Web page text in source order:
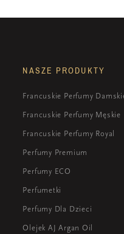
NASZE PRODUKTY
Francuskie Perfumy
Francuskie Perfumy Męskie
Francuskie Perfumy Royal
Perfumy Premium
Perfumy ECO
Perfumetki
Perfumy Dla Dzieci
Olejek AJ Argan Oil